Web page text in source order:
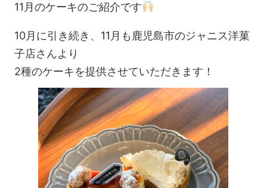
11月のケーキのご紹介です
10月に引き続き、11月も鹿児島市のジャニス洋菓
子店さんより
2種のケーキを提供させていただきます！